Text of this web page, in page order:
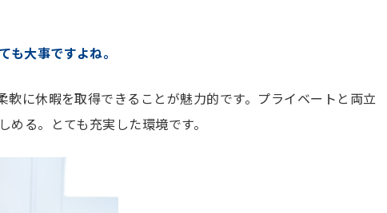
大事ですよね。
軟に休暇を取得できることが魅力的です。プライベートと両立
る。とても充実した環境です。